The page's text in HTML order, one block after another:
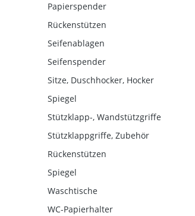
Papierspender
Rückenstützen
Seifenablagen
Seifenspender
Sitze, Duschhocker, Hocker
Spiegel
Stützklapp-, Wandstützgriffe
Stützklappgriffe, Zubehör
Rückenstützen
Spiegel
Waschtische
WC-Papierhalter